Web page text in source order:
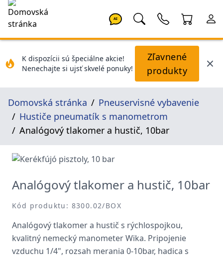
AI
K dispozícii sú špeciálne akcie!
Nenechajte si ujsť skvelé ponuky!
Zľavnené
produkty
Domovská stránka
Pneuservisné vybavenie
Hustiče pneumatík s manometrom
Analógový tlakomer a hustič, 10bar
Analógový tlakomer a hustič, 10bar
Kód produktu: 8300.02/BOX
Analógový tlakomer a hustič s rýchlospojkou,
kvalitný nemecký manometer Wika. Pripojenie
vzduchu 1/4", rozsah merania 0-10bar, hadica s